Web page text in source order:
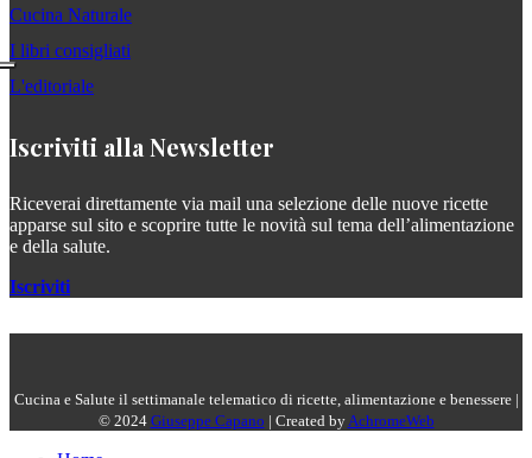
Cucina Naturale
I libri consigliati
L'editoriale
Iscriviti alla Newsletter
Riceverai direttamente via mail una selezione delle nuove ricette
apparse sul sito e scoprire tutte le novità sul tema dell’alimentazione
e della salute.
Iscriviti
Cucina e Salute il settimanale telematico di ricette, alimentazione e benessere |
© 2024 Giuseppe Capano | Created byAchromeWeb